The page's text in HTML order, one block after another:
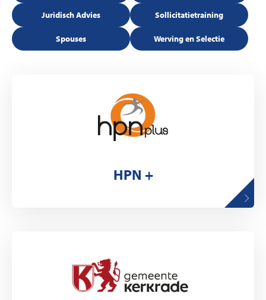
Juridisch Advies Sollicitatietraining
Spouses Werving en Selectie
HPN +